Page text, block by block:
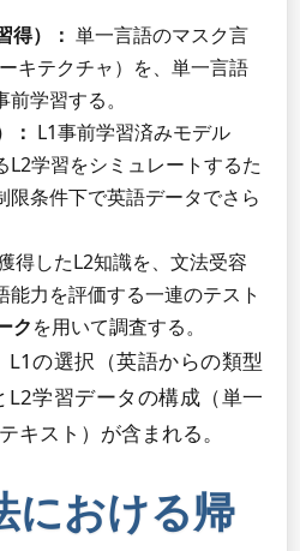
得）： 単一言語のマスク言
キテクチャ）を、単一言語
学習する。
： L1事前学習済みモデル
L2学習をシミュレートするた
限条件下で英語データでさら
得したL2知識を、文法受容
力を評価する一連のテスト
クを用いて調査する。
の選択（英語からの類型
学習データの構成（単一
キスト）が含まれる。
における帰